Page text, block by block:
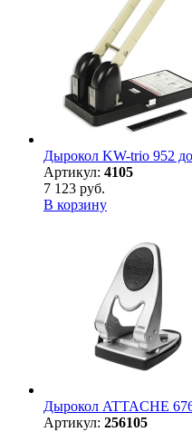
Дырокол KW-trio 952
Артикул: 4105
7 123 руб.
В корзину
Дырокол ATTACHE
Артикул: 256105